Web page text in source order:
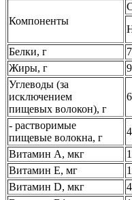
Компоненты
Белки, г
Жиры, г
9
Углеводы (за
исключением
пищевых волокон), г
- растворимые
пищевые волокна, г
Витамин А, мкг
Витамин Е, мг
Витамин D, мкг